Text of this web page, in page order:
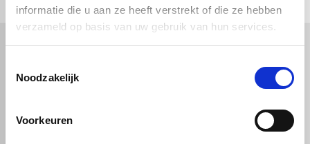
informatie die u aan ze heeft verstrekt of die ze hebben
verzameld op basis van uw gebruik van hun services.
Noodzakelijk
Voorkeuren
Kunststof
Kunststof voorzetramen
Technische kunststoffen